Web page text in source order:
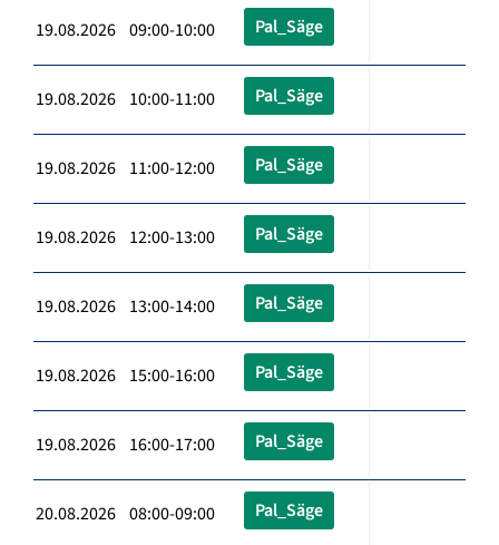
19.08.2026 09:00-10:00 Pal_Säge
19.08.2026 10:00-11:00 Pal_Säge
19.08.2026 11:00-12:00 Pal_Säge
19.08.2026 12:00-13:00 Pal_Säge
19.08.2026 13:00-14:00 Pal_Säge
19.08.2026 15:00-16:00 Pal_Säge
19.08.2026 16:00-17:00 Pal_Säge
20.08.2026 08:00-09:00 Pal_Säge